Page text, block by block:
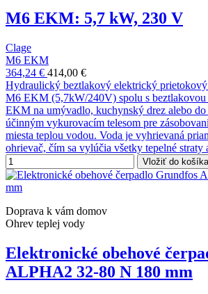
M6 EKM: 5,7 kW, 230 V
Clage
M6 EKM
364,24 € 414,00 €
Hydraulický beztlakový elektrický
M6 EKM (5,7kW/240V) spolu s beztlakovou
EKM na umývadlo, kuchynský drez alebo do
účinným vykurovacím telesom pre
miesta teplou vodou. Voda je vyhrievaná
ohrievač, čím sa vylúčia všetky tepelné straty
Vložiť do košíka
Doprava k vám domov
Ohrev teplej vody
Elektronické obehové
ALPHA2 32-80 N 180 mm